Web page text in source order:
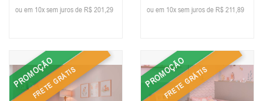
ou em 10x sem juros de R$ 201,29
ou em 10x sem juros de R$ 211,89
PROMOÇÃO
FRETE GRÁTIS PROMOÇÃO
FRETE GRÁTIS